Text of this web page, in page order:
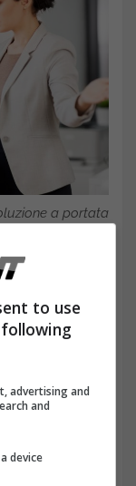
a portata
to use
advertising and
and
device